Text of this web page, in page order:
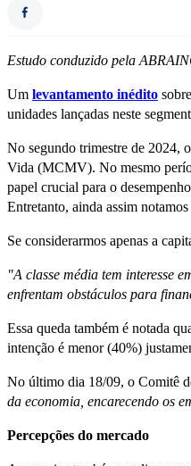
Estudo conduzido pela
Um levantamento inédito
unidades lançadas neste
No segundo trimestre de 2024,
Vida (MCMV). No mesmo
papel crucial para o
Entretanto, ainda assim
Se considerarmos apenas a
"A classe média tem interesse
enfrentam obstáculos para
Essa queda também é notada
intenção é menor (40%)
No último dia 18/09, o Comitê
da economia, encarecendo os
Percepções do mercado